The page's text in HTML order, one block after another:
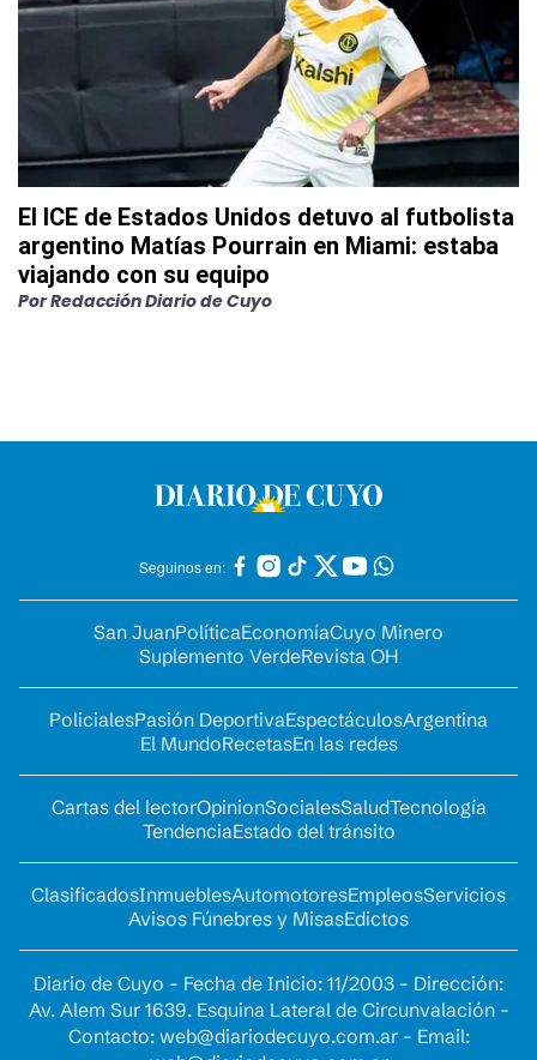
El ICE de Estados Unidos detuvo al futbolista
argentino Matías Pourrain en Miami: estaba
viajando con su equipo
PorRedacción Diario de Cuyo
Seguinos en:
San JuanPolíticaEconomíaCuyo Minero
Suplemento VerdeRevista OH
PolicialesPasión DeportivaEspectáculosArgentina
El MundoRecetasEn las redes
Cartas del lectorOpinionSocialesSaludTecnología
TendenciaEstado del tránsito
ClasificadosInmueblesAutomotoresEmpleosServicios
Avisos Fúnebres y MisasEdictos
Diario de Cuyo - Fecha de Inicio: 11/2003 - Dirección:
Av. Alem Sur 1639. Esquina Lateral de Circunvalación -
Contacto: web@diariodecuyo.com.ar- Email: